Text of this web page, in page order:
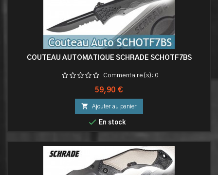
COUTEAU AUTOMATIQUE SCHRADE SCHOTF7BS
Commentaire(s): 0
Prix
59,90 €
 Ajouter au panier
 En stock